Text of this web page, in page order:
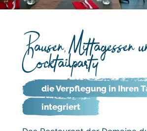
Pausen, Mittagessen
Cocktailparty
die Verpflegung in Ihren
integriert